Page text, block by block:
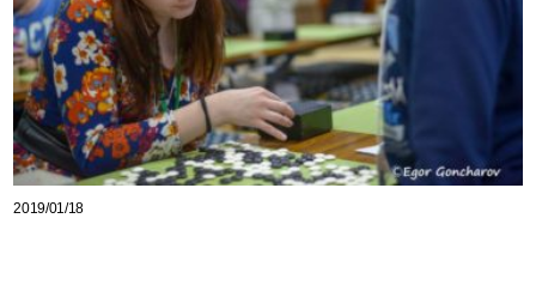
2019/01/18